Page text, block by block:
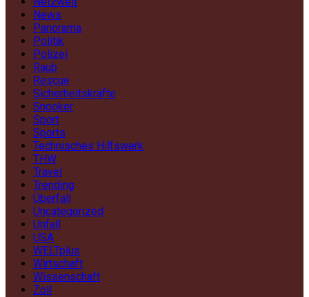
News
Panorama
Politik
Polizei
Raub
Rescue
Sicherheitskräfte
Snooker
Sport
Sports
Technisches Hilfswerk
THW
Travel
Trending
Überfall
Uncategorized
Unfall
USA
WELTplus
Wirtschaft
Wissenschaft
Zoll